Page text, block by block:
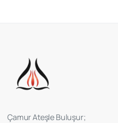
Çamur Ateşle Buluşur;